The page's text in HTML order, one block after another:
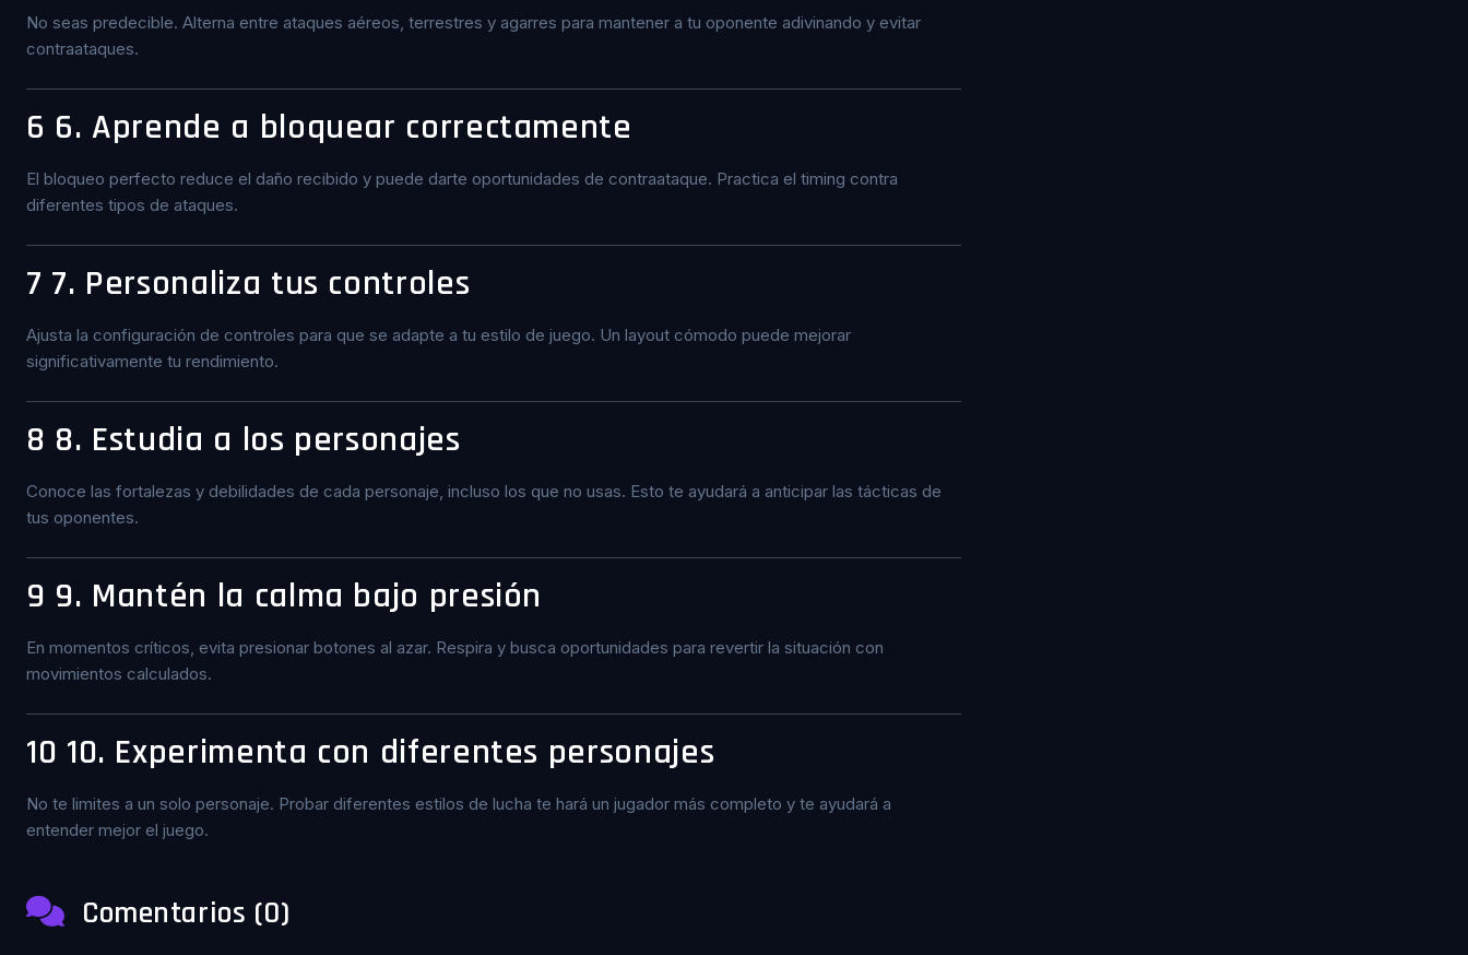
No seas predecible. Alterna entre ataques aéreos, terrestres y agarres para mantener a tu oponente adivinando y evitar
contraataques.
6 6. Aprende a bloquear correctamente
El bloqueo perfecto reduce el daño recibido y puede darte oportunidades de contraataque. Practica el timing contra
diferentes tipos de ataques.
7 7. Personaliza tus controles
Ajusta la configuración de controles para que se adapte a tu estilo de juego. Un layout cómodo puede mejorar
significativamente tu rendimiento.
8 8. Estudia a los personajes
Conoce las fortalezas y debilidades de cada personaje, incluso los que no usas. Esto te ayudará a anticipar las tácticas de
tus oponentes.
9 9. Mantén la calma bajo presión
En momentos críticos, evita presionar botones al azar. Respira y busca oportunidades para revertir la situación con
movimientos calculados.
10 10. Experimenta con diferentes personajes
No te limites a un solo personaje. Probar diferentes estilos de lucha te hará un jugador más completo y te ayudará a
entender mejor el juego.
Comentarios (0)